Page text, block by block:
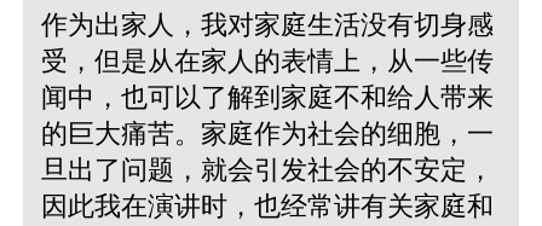
作为出家人，我对家庭生活没有切身感
受，但是从在家人的表情上，从一些传
闻中，也可以了解到家庭不和给人带来
的巨大痛苦。家庭作为社会的细胞，一
旦出了问题，就会引发社会的不安定，
因此我在演讲时，也经常讲有关家庭和